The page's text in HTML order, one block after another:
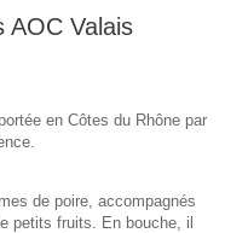
AOC Valais
en Côtes du Rhône par
de poire, accompagnés
petits fruits. En bouche, il